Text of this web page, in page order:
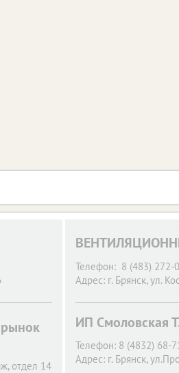
Телефон: 8 (483) 272-
Адрес: г. Брянск, ул.
отдел 14
ИП Смоловская
Телефон: 8 (4832) 68-
Адрес: г. Брянск,